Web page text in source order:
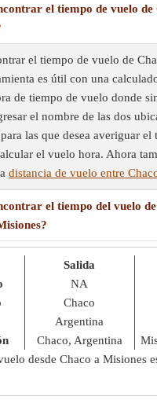
el tiempo de vuelo de
el tiempo de vuelo de
es útil con una
de tiempo de vuelo donde
el nombre de las dos
las que desea averiguar
el vuelo hora. Ahora
distancia de vuelo entre
el tiempo del vuelo
Salida
NA
Chaco
Argentina
Chaco, Argentina
desde Chaco a Misiones